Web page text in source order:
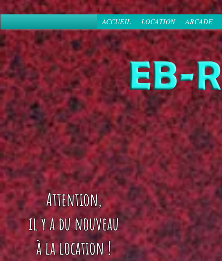
ACCUEIL LOCATION ARCADE
Attention,
il y a du nouveau
à la location !